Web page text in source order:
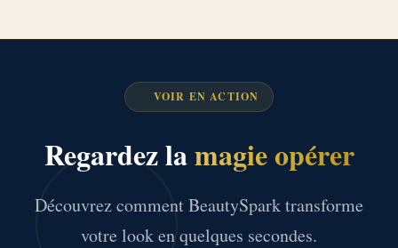
VOIR EN ACTION
Regardez lamagie opérer
Découvrez comment BeautySpark transforme
votre look en quelques secondes.